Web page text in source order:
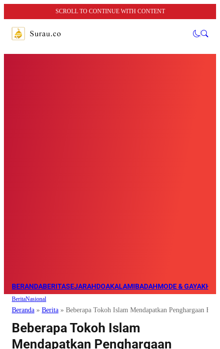
SCROLL TO CONTINUE WITH CONTENT
BERANDABERITASEJARAHDOAKALAMIBADAHMODE & GAYA
BeritaNasional
Beranda » Berita » Beberapa Tokoh Islam Mendapatkan Penghargaan
Beberapa Tokoh Islam
Mendapatkan Penghargaan